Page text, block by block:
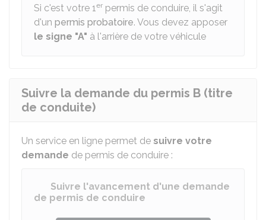
Si c'est votre 1er permis de conduire, il s'agit
d'un permis probatoire. Vous devez apposer
le signe "A" à l'arrière de votre véhicule
Suivre la demande du permis B (titre
de conduite)
Un service en ligne permet de suivre votre
demande de permis de conduire :
Suivre l'avancement d'une demande
de permis de conduire